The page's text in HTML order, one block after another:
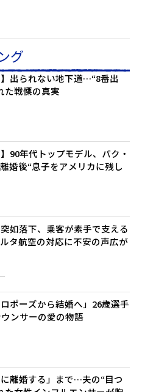
グ
】出られない地下道…“8番出
た戦慄の真実
】90年代トップモデル、パク・
婚後“息子をアメリカに残し
如落下、乗客が素手で支える
タ航空の対応に不安の声広が
ロポーズから結婚へ」26歳選手
ンサーの愛の物語
に離婚する」まで…夫の“目つ